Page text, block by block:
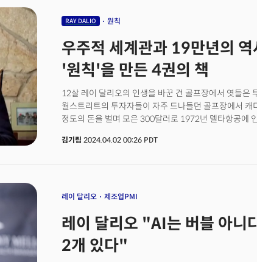
모으고 있습니다.&nbsp;특히 '산업의 쌀'이라 불리는 반
&nbsp;AI칩 개발에 매진하는 이유, 이 전쟁의 승자를 결
안보를 위하고 미래 산업의 핵심 먹거리를 찾고 확보하
오픈AI CEO부터 리사 수 AMD CEO까지, AI칩 전쟁의 최
<CEO 포커스> 19호에서는&nbsp;200조 시장, AI칩 전
부수다. 헤지펀드&nbsp;대부, 레이 달리오의 '원칙'을
RAY DALIO 원칙
우주적 세계관과 19만년의 역
'원칙'을 만든 4권의 책
12살 레이 달리오의 인생을 바꾼 건 골프장에서 엿들은
월스트리트의 투자자들이 자주 드나들던 골프장에서 캐
정도의 돈을 벌며 모은 300달러로 1972년 델타항공에
억만장자로 가는 첫 걸음을 내디뎠다. 이를 시작으로 고
당시 월스트리트에서 가장 유행하던 주식 투자 방식인
이어가던 레이 달리오는 상당한 돈을 잃게 된다. 이를
자체를 공부하게 된다. 주가에 영향을 미치는 건 기업의
레이 달리오의 핵심 성공 원칙 중 하나는 '새로운 아이디
김기림 2024.04.02 00:26 PDT
레이 달리오 제조업PMI
레이 달리오 "AI는 버블 아니
2개 있다"